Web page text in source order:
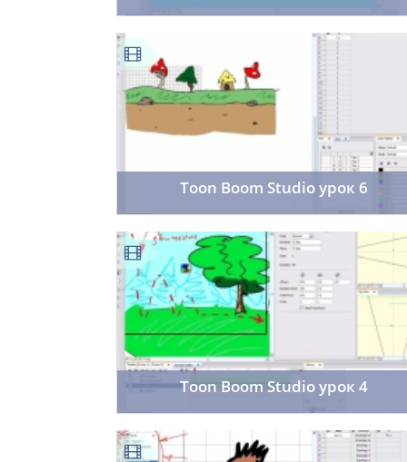
Toon Boom Studio урок 6
15.11.2013
Toon Boom Studio урок 4
14.11.2013